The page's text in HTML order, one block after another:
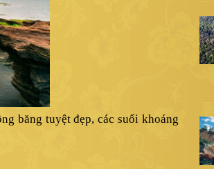
băng tuyệt đẹp, các suối khoáng